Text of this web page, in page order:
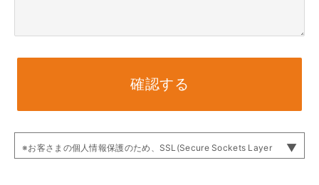
確認する
※お客さまの個人情報保護のため、SSL(Secure Sockets Layer